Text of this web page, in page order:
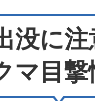
没に
マ目撃